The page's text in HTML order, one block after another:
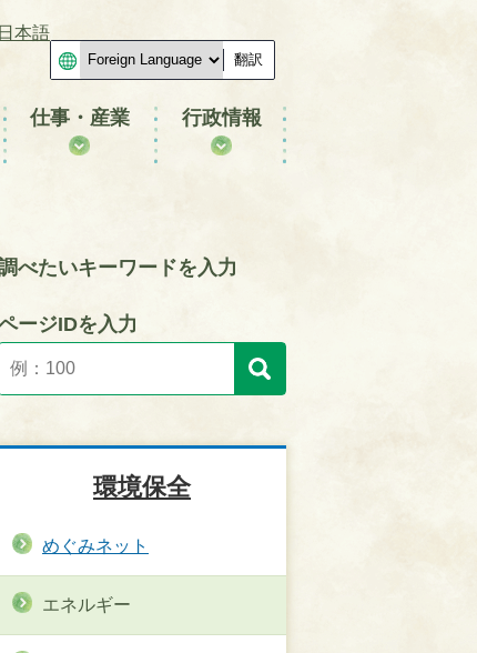
本語
翻訳
仕事・産業 行政情報
べたいキーワードを入力
ージIDを入力
環境保全
めぐみネット
エネルギー